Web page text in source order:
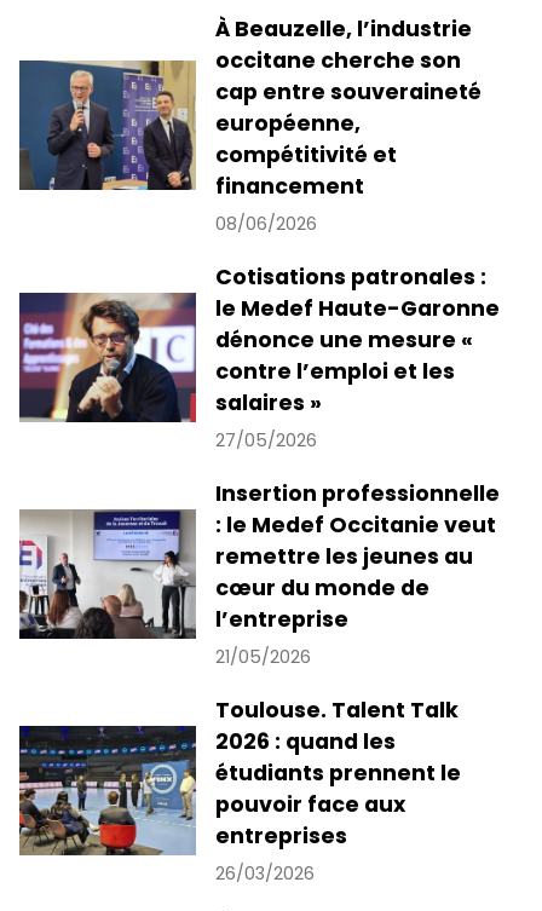
À Beauzelle, l’industrie
occitane cherche son
cap entre souveraineté
européenne,
compétitivité et
financement
08/06/2026
Cotisations patronales :
le Medef Haute-Garonne
dénonce une mesure «
contre l’emploi et les
salaires »
27/05/2026
Insertion professionnelle
: le Medef Occitanie veut
remettre les jeunes au
cœur du monde de
l’entreprise
21/05/2026
Toulouse. Talent Talk
2026 : quand les
étudiants prennent le
pouvoir face aux
entreprises
26/03/2026